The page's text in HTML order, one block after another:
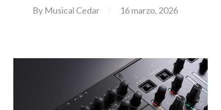
By Musical Cedar 16 marzo, 2026